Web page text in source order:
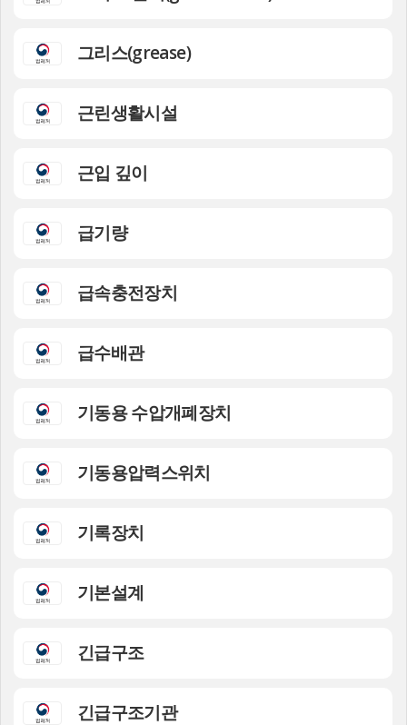
그리스(grease)
근린생활시설
근입 깊이
급기량
급속충전장치
급수배관
기동용 수압개폐장치
기동용압력스위치
기록장치
기본설계
긴급구조
긴급구조기관